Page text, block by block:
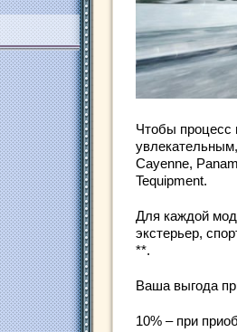
Чтобы процесс
Cayenne,
Tequipment.
Для каждой
экстерьер,
**.
Ваша выгода
10% – при